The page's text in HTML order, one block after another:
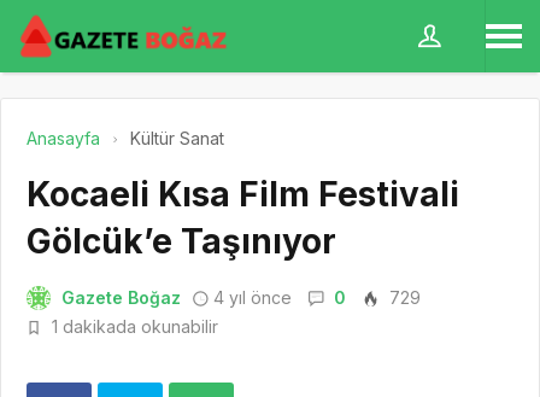
Anasayfa Kültür Sanat
Kocaeli Kısa Film Festivali
Gölcük’e Taşınıyor
Gazete Boğaz 4 yıl önce 0
729
1 dakikada okunabilir